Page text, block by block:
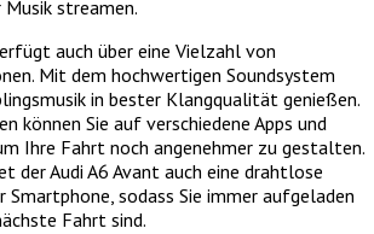
streamen.
auch über eine Vielzahl von
Mit dem hochwertigen Soundsystem
in bester Klangqualität genießen.
können Sie auf verschiedene Apps und
Ihre Fahrt noch angenehmer zu gestalten.
der Audi A6 Avant auch eine drahtlose
sodass Sie immer aufgeladen
Fahrt sind.